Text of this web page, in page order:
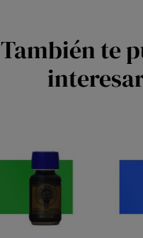
También te